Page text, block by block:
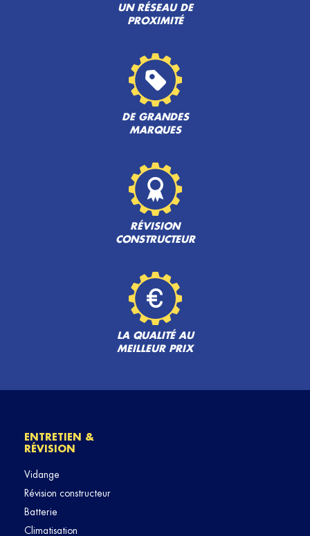
UN RÉSEAU DE
PROXIMITÉ
DE GRANDES
MARQUES
RÉVISION
CONSTRUCTEUR
LA QUALITÉ AU
MEILLEUR PRIX
ENTRETIEN &
RÉVISION
Vidange
Révision constructeur
Batterie
Climatisation